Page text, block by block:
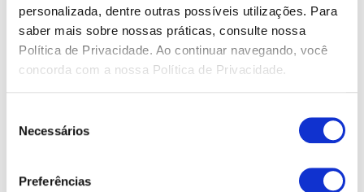
personalizada, dentre outras possíveis utilizações. Para
saber mais sobre nossas práticas, consulte nossa
Política de Privacidade. Ao continuar navegando, você
concorda com a nossa Política de Privacidade.
Necessários
Preferências